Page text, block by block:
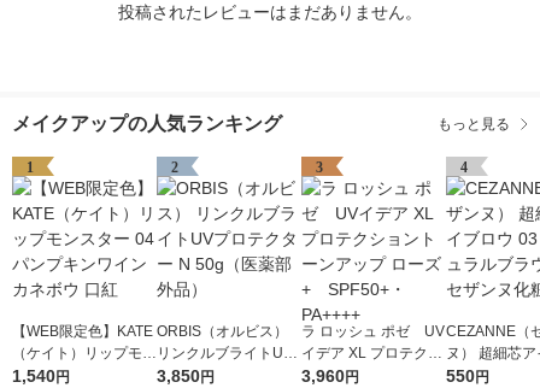
投稿されたレビューはまだありません。
メイクアップの人気ランキング もっと見る
1
【WEB限定色】KATE
（ケイト）リップモン
スター 04 パンプキン
1,540円
2
ORBIS（オルビス）
リンクルブライトUV
プロテクター N 50g
3,850円
3
ラ ロッシュ ポゼ UV
イデア XL プロテクシ
ョントーンアップ ロ
3,960円
4
CEZANNE（
ヌ） 超細芯
ウ 03（ナチ
550円